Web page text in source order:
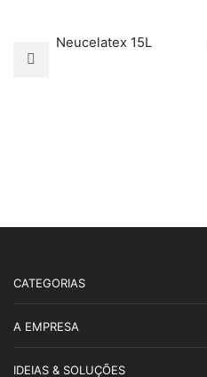
Neucelatex 15L
CATEGORIAS
A EMPRESA
IDEIAS & SOLUÇÕES